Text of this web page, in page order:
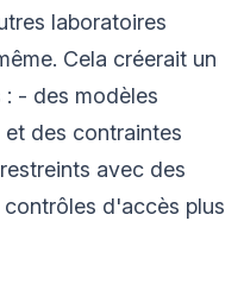
laboratoires
Cela créerait un
- des modèles
des contraintes
avec des
d'accès plus